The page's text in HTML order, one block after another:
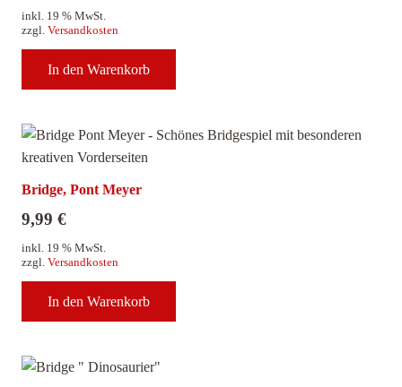
inkl. 19 % MwSt.
zzgl. Versandkosten
In den Warenkorb
Bridge, Pont Meyer
9,99 €
inkl. 19 % MwSt.
zzgl. Versandkosten
In den Warenkorb